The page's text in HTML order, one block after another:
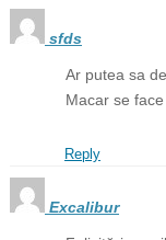
sfds
Ar putea sa
Macar se
Reply
Excalibur